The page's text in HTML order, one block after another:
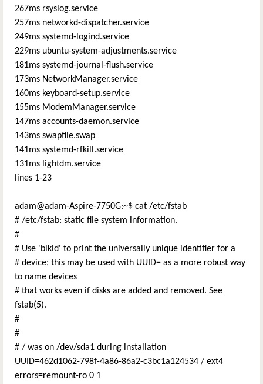
267ms rsyslog.service
257ms networkd-dispatcher.service
249ms systemd-logind.service
229ms ubuntu-system-adjustments.service
181ms systemd-journal-flush.service
173ms NetworkManager.service
160ms keyboard-setup.service
155ms ModemManager.service
147ms accounts-daemon.service
143ms swapfile.swap
141ms systemd-rfkill.service
131ms lightdm.service
lines 1-23
adam@adam-Aspire-7750G:~$ cat /etc/fstab
# /etc/fstab: static file system information.
#
# Use 'blkid' to print the universally unique identifier for a
# device; this may be used with UUID= as a more robust way
to name devices
# that works even if disks are added and removed. See
fstab(5).
#
#
# / was on /dev/sda1 during installation
UUID=462d1062-798f-4a86-86a2-c3bc1a124534 / ext4
errors=remount-ro 0 1